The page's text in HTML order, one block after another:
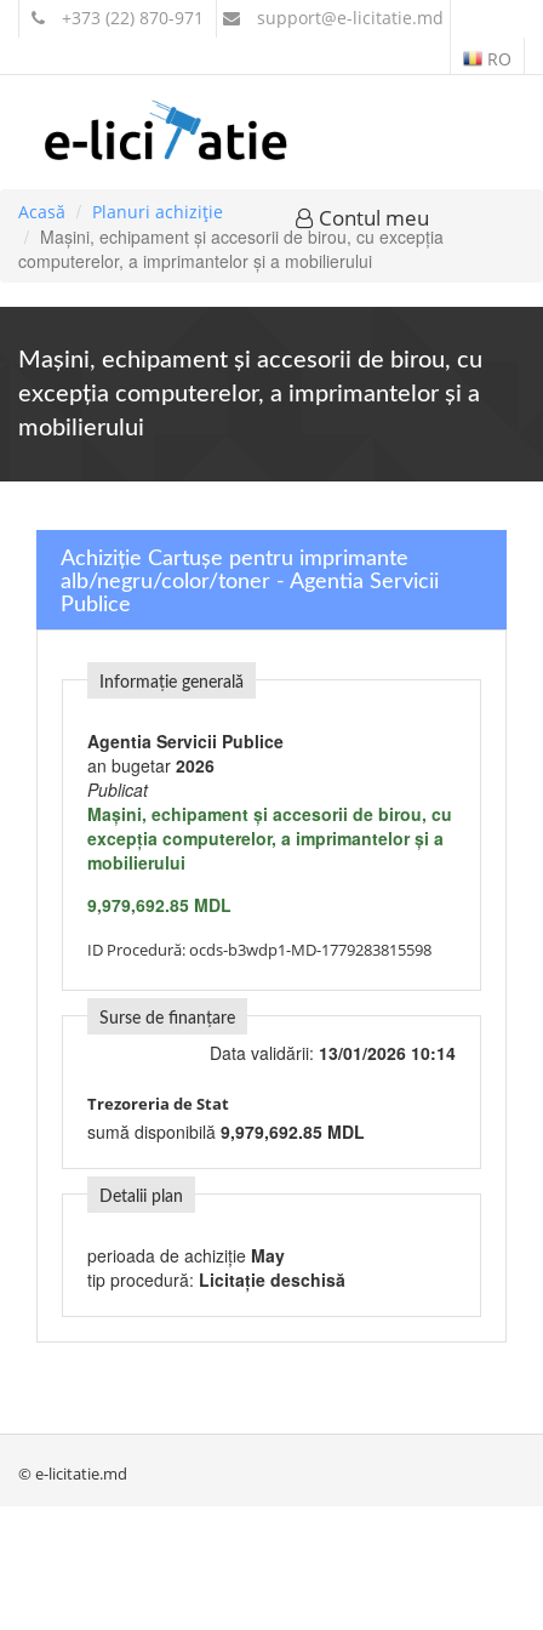
+373 (22) 870-971 support@e-licitatie.md
RO
Contul meu
Acasă Planuri achiziție
Maşini, echipament şi accesorii de birou, cu excepţia
computerelor, a imprimantelor şi a mobilierului
Maşini, echipament şi accesorii de birou, cu
excepţia computerelor, a imprimantelor şi a
mobilierului
Achiziție Cartuşe pentru imprimante
alb/negru/color/toner - Agentia Servicii
Publice
Informație generală
Agentia Servicii Publice
an bugetar 2026
Publicat
Maşini, echipament şi accesorii de birou, cu
excepţia computerelor, a imprimantelor şi a
mobilierului
9,979,692.85 MDL
ID Procedură:ocds-b3wdp1-MD-1779283815598
Surse de finanțare
Data validării: 13/01/2026 10:14
Trezoreria de Stat
sumă disponibilă 9,979,692.85 MDL
Detalii plan
perioada de achiziție May
tip procedură: Licitație deschisă
© e-licitatie.md